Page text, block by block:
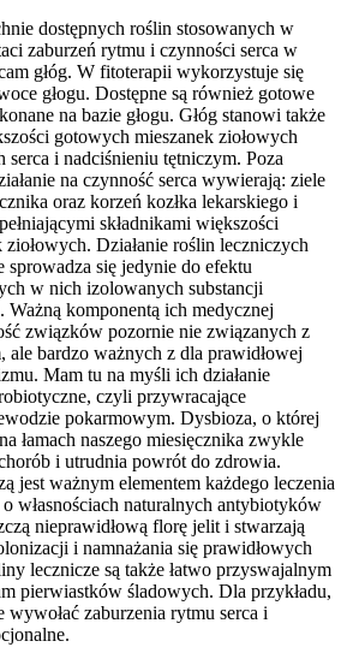
dostępnych roślin stosowanych w
zaburzeń rytmu i czynności serca w
głóg. W fitoterapii wykorzystuje się
głogu. Dostępne są również gotowe
na bazie głogu. Głóg stanowi także
gotowych mieszanek ziołowych
serca i nadciśnieniu tętniczym. Poza
na czynność serca wywierają: ziele
oraz korzeń kozłka lekarskiego i
składnikami większości
Działanie roślin leczniczych
sprowadza się jedynie do efektu
w nich izolowanych substancji
komponentą ich medycznej
związków pozornie nie związanych z
ale bardzo ważnych z dla prawidłowej
Mam tu na myśli ich działanie
czyli przywracające
pokarmowym. Dysbioza, o której
łamach naszego miesięcznika zwykle
i utrudnia powrót do zdrowia.
jest ważnym elementem każdego leczenia
własnościach naturalnych antybiotyków
nieprawidłową florę jelit i stwarzają
i namnażania się prawidłowych
lecznicze są także łatwo przyswajalnym
pierwiastków śladowych. Dla przykładu,
wywołać zaburzenia rytmu serca i